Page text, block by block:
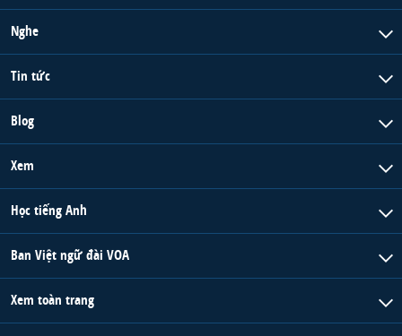
Nghe
Tin tức
Blog
Xem
Học tiếng Anh
Ban Việt ngữ đài VOA
Xem toàn trang